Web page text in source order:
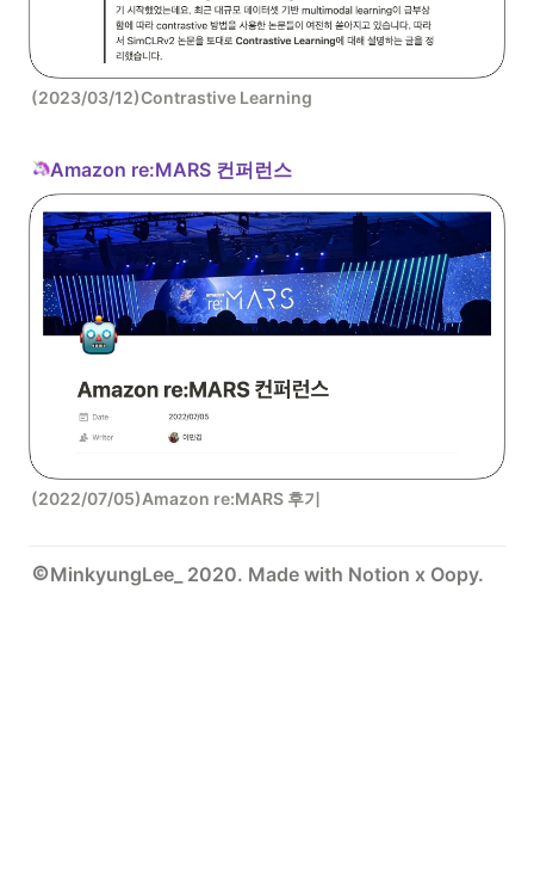
(2023/03/12)Contrastive Learning
Amazon re:MARS 컨퍼런스
(2022/07/05)Amazon re:MARS 후기
MinkyungLee_ 2020. Made with Notion x Oopy.